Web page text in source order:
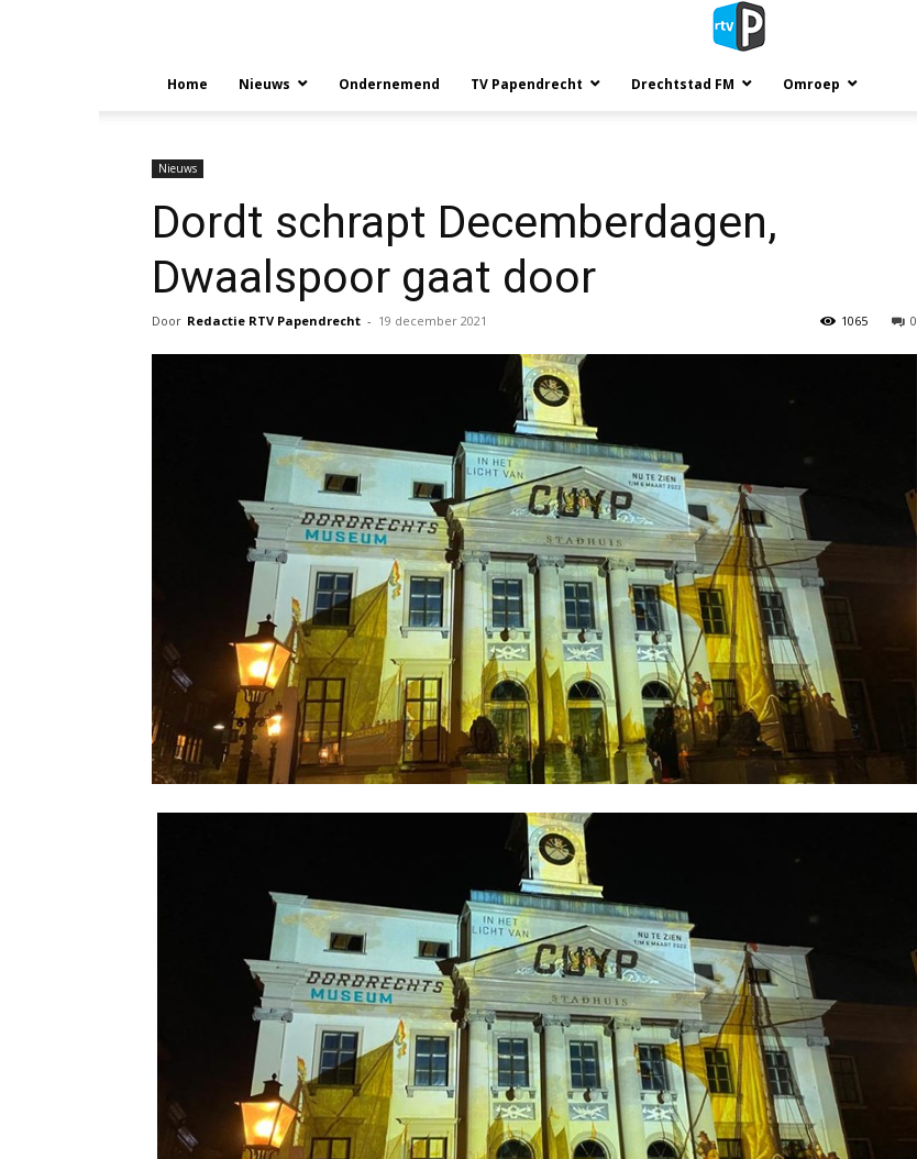
Home Nieuws Ondernemend TV Papendrecht Drechtstad FM Omroep
Nieuws
Dordt schrapt Decemberdagen,
Dwaalspoor gaat door
Door Redactie RTV Papendrecht - 19 december 2021 0
1065